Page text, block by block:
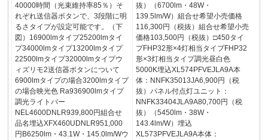
40000時間（光束維持率85％）そ
れぞれ送信器ボタンで、3段階に明
るさタイプが設定可能です。（下
図）16900lmタイプ25200lmタイ
プ34000lmタイプ13200lmタイプ
22500lmタイプ32000lmタイプウ
ィズリモ2送信器ボタンについて
6900lmタイプの場合3200lmタイプ
の場合映光色 Ra936900lmタイプ
調光ライトバー
NEL4600DNLR939,800円組合せ
品名埋込XFX460UDNLR951,000
円B6250lm・43.1W・145.0lm/Wウ
抜）（6700lm・48W・
139.5lm/W）組合せ希望小売価格
116,300円（税抜）組合せ希望小売
価格103,500円（税抜）□450タイ
プFHP32形×4灯相当タイプFHP32
形×3灯相当タイプ調光昼白色
5000K埋込XL574PFVEJLA9A本
体：NNFK35013JA6,900円（税
抜）パネル付点灯ユニット：
NNFK33404JLA9A80,700円（税
抜）（5450lm・38W・
143.4lm/W）埋込
XL573PFVEJLA9A本体：